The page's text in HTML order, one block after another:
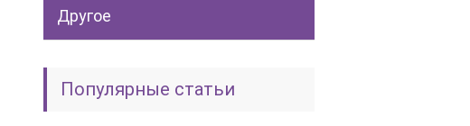
Другое
Популярные статьи